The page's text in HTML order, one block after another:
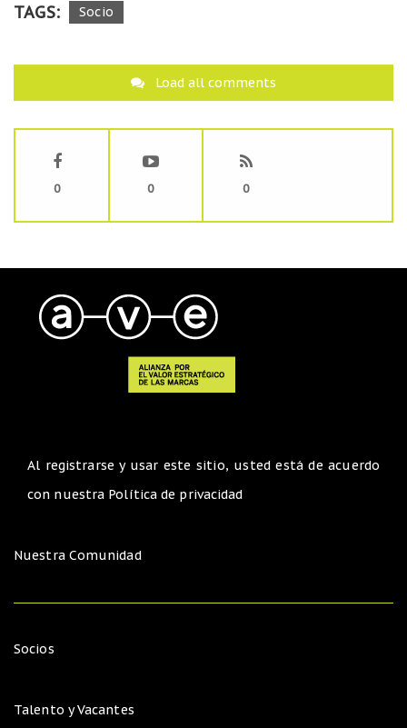
TAGS: Socio
Load all comments
0 0 0
Al registrarse y usar este sitio, usted está de acuerdo
con nuestra Política de privacidad
Nuestra Comunidad
Socios
Talento y Vacantes